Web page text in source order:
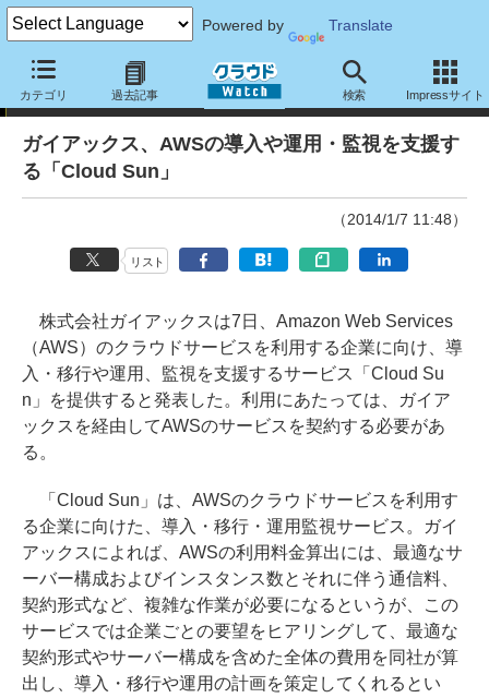
Powered by Translate
カテゴリ 過去記事 検索 Impressサイト
ニュース
ガイアックス、AWSの導入や運用・監視を支援す
る「Cloud Sun」
（2014/1/7 11:48）
リスト
株式会社ガイアックスは7日、Amazon Web Services
（AWS）のクラウドサービスを利用する企業に向け、導
入・移行や運用、監視を支援するサービス「Cloud Su
n」を提供すると発表した。利用にあたっては、ガイア
ックスを経由してAWSのサービスを契約する必要があ
る。
「Cloud Sun」は、AWSのクラウドサービスを利用す
る企業に向けた、導入・移行・運用監視サービス。ガイ
アックスによれば、AWSの利用料金算出には、最適なサ
ーバー構成およびインスタンス数とそれに伴う通信料、
契約形式など、複雑な作業が必要になるというが、この
サービスでは企業ごとの要望をヒアリングして、最適な
契約形式やサーバー構成を含めた全体の費用を同社が算
出し、導入・移行や運用の計画を策定してくれるとい